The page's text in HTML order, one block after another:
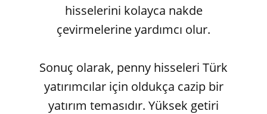
hisselerini kolayca nakde
çevirmelerine yardımcı olur.
Sonuç olarak, penny hisseleri Türk
yatırımcılar için oldukça cazip bir
yatırım temasıdır. Yüksek getiri